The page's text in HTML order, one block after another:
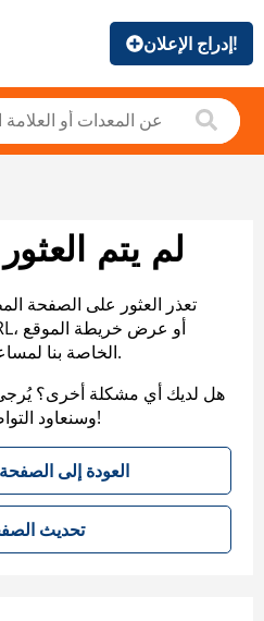
إدراج الإعلان!
لم يتم
تعذر العثور على الصفحة
الخاصة بنا لمساعدتك في العثور على ما تريد.
هل لديك أي مشكلة أخرى؟ يُرجى
وسنعاود التواصل معك. شكرًا على صبرك!
العودة إلى
تحديث الصفحة